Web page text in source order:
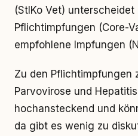
(StIKo Vet)
Pflichtimpfungen (Core-
empfohlene Impfungen
Zu den Pflichtimpfungen
Parvovirose und
hochansteckend und
da gibt es wenig zu